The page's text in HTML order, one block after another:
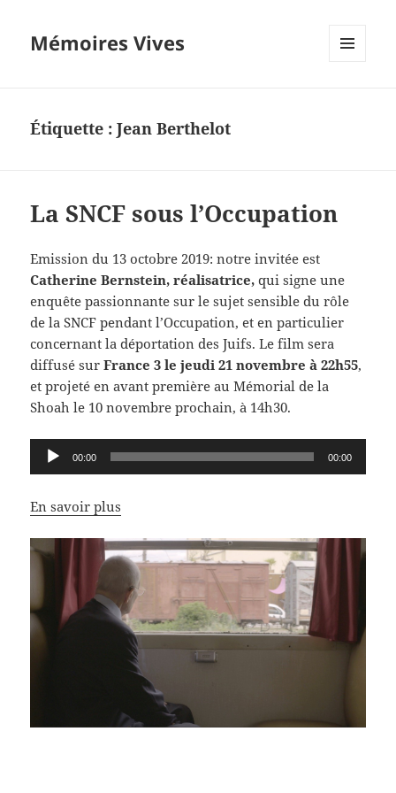
Mémoires Vives
Étiquette :Jean Berthelot
La SNCF sous l’Occupation
Emission du 13 octobre 2019: notre invitée est
Catherine Bernstein, réalisatrice, qui signe une
enquête passionnante sur le sujet sensible du rôle
de la SNCF pendant l’Occupation, et en particulier
concernant la déportation des Juifs. Le film sera
diffusé surFrance 3 le jeudi 21 novembre à 22h55,
et projeté en avant première au Mémorial de la
Shoah le 10 novembre prochain, à 14h30.
Lecteur
audio
00:00 00:00
En savoir plus